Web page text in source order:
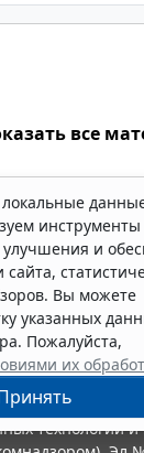
все
инструменты
и
сайта,
Вы можете
указанных
Пожалуйста,
их
СЕРВИС", 2026.
года. Компания
Российской
в
службой по
технологий и